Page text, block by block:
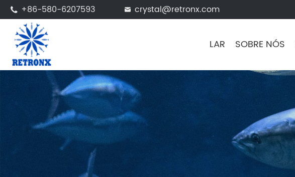
 +86-580-6207593  crystal@retronx.com
LAR SOBRE NÓS